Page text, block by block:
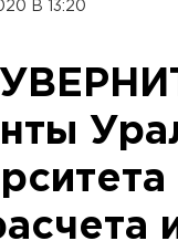
В 13:20